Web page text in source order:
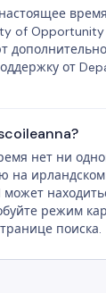
of
от
нет ни
на
режим
поиска.